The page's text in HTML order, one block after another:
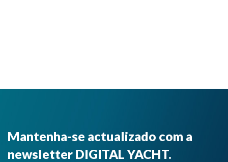
Mantenha-se actualizado com a
newsletter DIGITAL YACHT.